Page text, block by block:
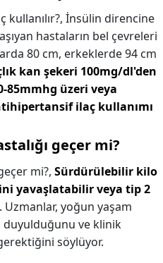
İnsülin direncine
hastaların bel çevreleri
80 cm, erkeklerde 94 cm
kan şekeri 100mg/dl'den
85mmhg üzeri veya
ilaç kullanımı
geçer mi?
mi?, Sürdürülebilir kilo
yavaşlatabilir veya tip 2
. Uzmanlar, yoğun yaşam
duyulduğunu ve klinik
söylüyor.